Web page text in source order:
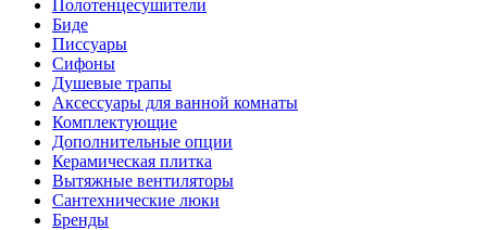
Полотенцесушители
Биде
Писсуары
Сифоны
Душевые трапы
Аксессуары для ванной комнаты
Комплектующие
Дополнительные опции
Керамическая плитка
Вытяжные вентиляторы
Сантехнические люки
Бренды